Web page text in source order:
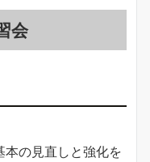
会
の見直しと強化を